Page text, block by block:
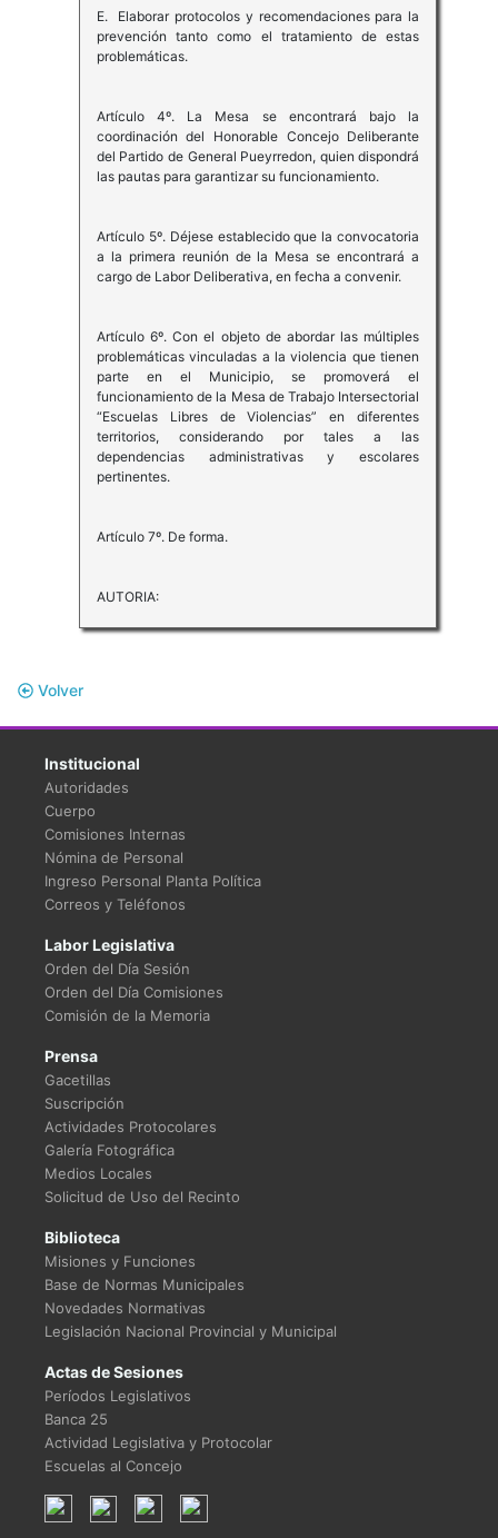
E. Elaborar protocolos y recomendaciones para la
prevención tanto como el tratamiento de estas
problemáticas.
Artículo 4º. La Mesa se encontrará bajo la
coordinación del Honorable Concejo Deliberante
del Partido de General Pueyrredon, quien dispondrá
las pautas para garantizar su funcionamiento.
Artículo 5º. Déjese establecido que la convocatoria
a la primera reunión de la Mesa se encontrará a
cargo de Labor Deliberativa, en fecha a convenir.
Artículo 6º. Con el objeto de abordar las múltiples
problemáticas vinculadas a la violencia que tienen
parte en el Municipio, se promoverá el
funcionamiento de la Mesa de Trabajo Intersectorial
“Escuelas Libres de Violencias” en diferentes
territorios, considerando por tales a las
dependencias administrativas y escolares
pertinentes.
Artículo 7º. De forma.
AUTORIA:
Volver
Institucional
Autoridades
Cuerpo
Comisiones Internas
Nómina de Personal
Ingreso Personal Planta Política
Correos y Teléfonos
Labor Legislativa
Orden del Día Sesión
Orden del Día Comisiones
Comisión de la Memoria
Prensa
Gacetillas
Suscripción
Actividades Protocolares
Galería Fotográfica
Medios Locales
Solicitud de Uso del Recinto
Biblioteca
Misiones y Funciones
Base de Normas Municipales
Novedades Normativas
Legislación Nacional Provincial y Municipal
Actas de Sesiones
Períodos Legislativos
Banca 25
Actividad Legislativa y Protocolar
Escuelas al Concejo